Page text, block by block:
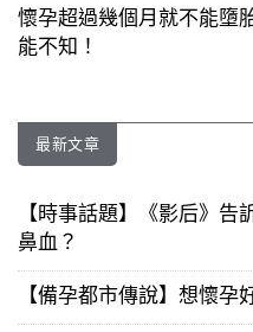
懷孕超過幾個月就不能墮
能不知！
最新文章
【時事話題】《影后》
鼻血？
【備孕都市傳說】想懷